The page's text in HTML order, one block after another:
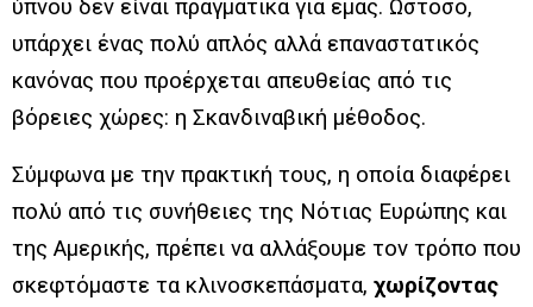
ύπνου δεν είναι πραγματικά για εμάς. Ωστόσο,
υπάρχει ένας πολύ απλός αλλά επαναστατικός
κανόνας που προέρχεται απευθείας από τις
βόρειες χώρες: η Σκανδιναβική μέθοδος.
Σύμφωνα με την πρακτική τους, η οποία διαφέρει
πολύ από τις συνήθειες της Νότιας Ευρώπης και
της Αμερικής, πρέπει να αλλάξουμε τον τρόπο που
σκεφτόμαστε τα κλινοσκεπάσματα, χωρίζοντας